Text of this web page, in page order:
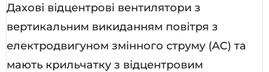
Дахові відцентрові вентилятори з
вертикальним викиданням повітря з
електродвигуном змінного струму (AC) та
мають крильчатку з відцентровим